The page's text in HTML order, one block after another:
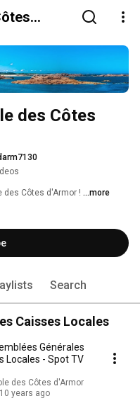
des Côtes
des Côtes d'Armor ! ...more
Search
Caisses Locales
Générales
Locales - Spot TV
des Côtes d'Armor
10 years ago